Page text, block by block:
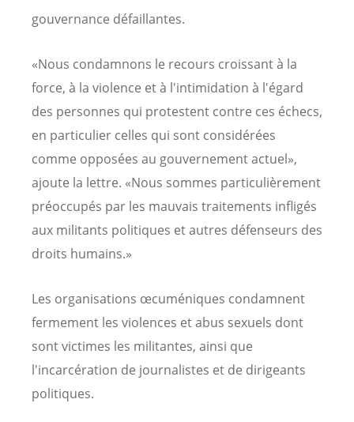
gouvernance défaillantes.
«Nous condamnons le recours croissant à la
force, à la violence et à l'intimidation à l'égard
des personnes qui protestent contre ces échecs,
en particulier celles qui sont considérées
comme opposées au gouvernement actuel»,
ajoute la lettre. «Nous sommes particulièrement
préoccupés par les mauvais traitements infligés
aux militants politiques et autres défenseurs des
droits humains.»
Les organisations œcuméniques condamnent
fermement les violences et abus sexuels dont
sont victimes les militantes, ainsi que
l'incarcération de journalistes et de dirigeants
politiques.